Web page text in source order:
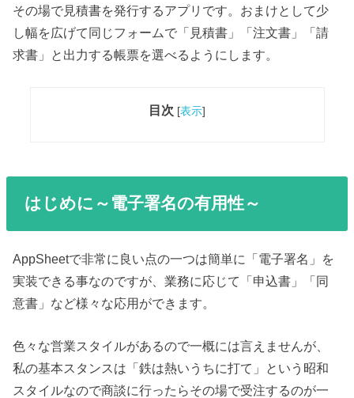
その場で見積書を発行するアプリです。おまけとして少
し幅を広げて同じフォームで「見積書」「注文書」「請
求書」と出力する帳票を選べるようにします。
目次 [表示]
はじめに～電子署名の有用性～
AppSheetで非常に良い点の一つは簡単に「電子署名」を
実装できる事なのですが、業務に応じて「申込書」「同
意書」など様々な応用ができます。
色々な営業スタイルがあるので一概には言えませんが、
私の基本スタンスは「鉄は熱いうちに打て」という昭和
スタイルなので商談に行ったらその場で受注するのが一